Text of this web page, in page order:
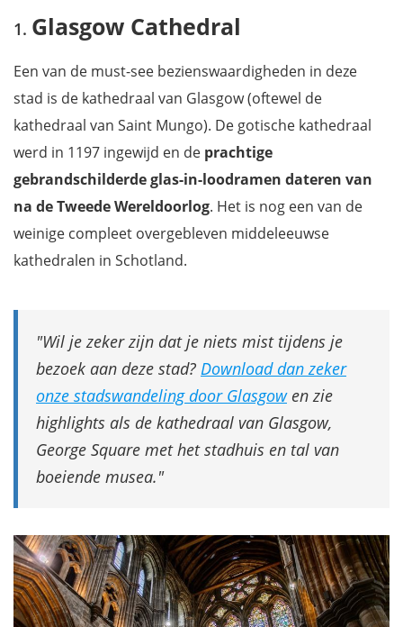
Glasgow Necropolis
Glasgow City Halls and Old Fruitmarket
Kelvingrove Art Gallery and Museum
Glasgow School of Art
The Lighthouse
Nog meer musea in Glasgow bezoeken
Sharmanka Kinetic Theatre
The Barras Market
Glasgow Science Centre
Pollok House in het Pollok Country Park
Hop-on Hop-off bussen in Glasgow
Waar overnachten in Glasgow?
Extra: Download onze reisgids Schotland, zo mis je niets
Glasgow Cathedral
Een van de must-see bezienswaardigheden in deze
stad is de kathedraal van Glasgow (oftewel de
kathedraal van Saint Mungo). De gotische kathedraal
werd in 1197 ingewijd en de prachtige
gebrandschilderdeglas-in-loodramen dateren van
na de Tweede Wereldoorlog. Het is nog een van de
weinige compleet overgebleven middeleeuwse
kathedralen in Schotland.
Wil je zeker zijn dat je niets mist tijdens je
bezoek aan deze stad? Download dan zeker
onze stadswandeling door Glasgowen zie
highlights als de kathedraal van Glasgow,
George Square met het stadhuis en tal van
boeiende musea.